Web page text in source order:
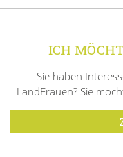
ICH
Sie haben
LandFrauen? Sie